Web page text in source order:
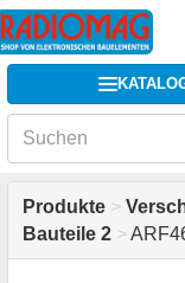
Produkte >
Bauteile 2 >